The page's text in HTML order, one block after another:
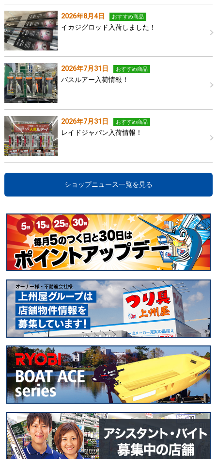
2026年8月4日 おすすめ商品
イカジグロッド入荷しました！
2026年7月31日 おすすめ商品
バスルアー入荷情報！
2026年7月31日 おすすめ商品
レイドジャパン入荷情報！
ショップニュース一覧を見る